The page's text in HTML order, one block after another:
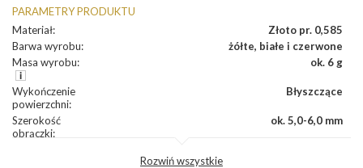
PARAMETRY PRODUKTU
Materiał:
Złoto pr. 0,585
Barwa wyrobu:
żółte, białe i czerwone
Masa wyrobu: ok. 6 g
Wykończenie
powierzchni:
Błyszczące
Szerokość
obrączki:
ok. 5,0-6,0 mm
Rozwiń wszystkie